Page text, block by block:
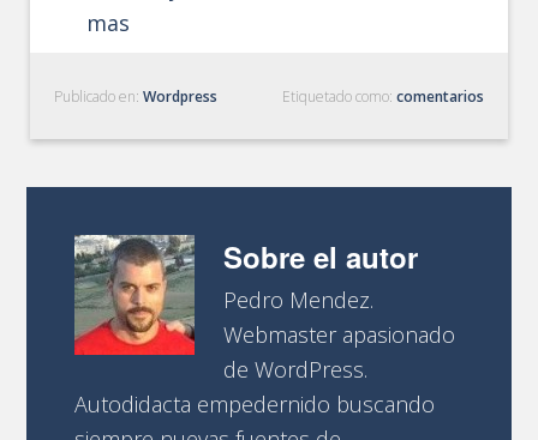
mas
Publicado en:Wordpress Etiquetado como: comentarios
Sobre el autor
Pedro Mendez.
Webmaster apasionado
de WordPress.
Autodidacta empedernido buscando